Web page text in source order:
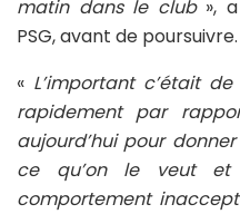
matin dans le club», a
PSG, avant de poursuivre.
« L’important c’était
rapidement par
aujourd’hui pour
ce qu’on le veut et
comportement